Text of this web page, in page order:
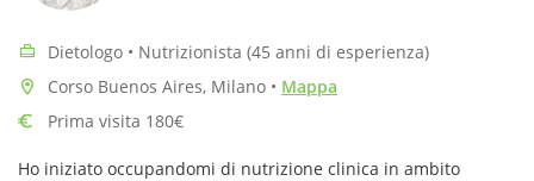
Dietologo • Nutrizionista (45 anni di esperienza)
Corso Buenos Aires, Milano • Mappa
Prima visita 180€
Ho iniziato occupandomi di nutrizione clinica in ambito